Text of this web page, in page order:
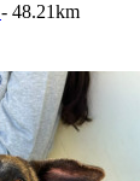
- 48.21km